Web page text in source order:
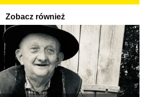
Zobacz również